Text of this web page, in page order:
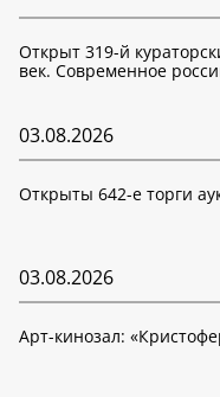
Открыт 319-й
век. Современное
03.08.2026
Открыты 642-е торги
03.08.2026
Арт-кинозал: